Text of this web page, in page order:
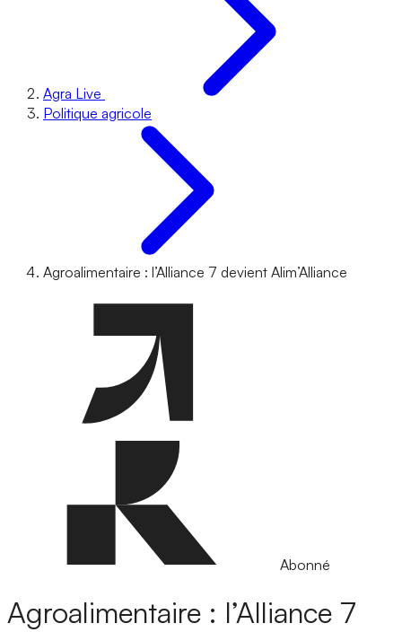
Agra Live
Politique agricole
Agroalimentaire : l’Alliance 7 devient Alim’Alliance
Abonné
Agroalimentaire : l’Alliance 7